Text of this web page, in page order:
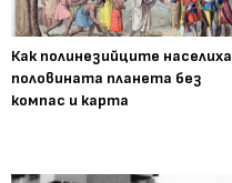
Как полинезийците населиха
половината планета без
компас и карта